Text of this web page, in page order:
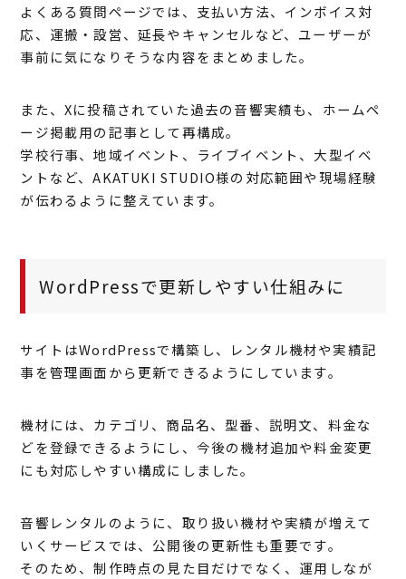
よくある質問ページでは、支払い方法、インボイス対
応、運搬・設営、延長やキャンセルなど、ユーザーが
事前に気になりそうな内容をまとめました。
また、Xに投稿されていた過去の音響実績も、ホームペ
ージ掲載用の記事として再構成。
学校行事、地域イベント、ライブイベント、大型イベ
ントなど、AKATUKI STUDIO様の対応範囲や現場経験
が伝わるように整えています。
WordPressで更新しやすい仕組みに
サイトはWordPressで構築し、レンタル機材や実績記
事を管理画面から更新できるようにしています。
機材には、カテゴリ、商品名、型番、説明文、料金な
どを登録できるようにし、今後の機材追加や料金変更
にも対応しやすい構成にしました。
音響レンタルのように、取り扱い機材や実績が増えて
いくサービスでは、公開後の更新性も重要です。
そのため、制作時点の見た目だけでなく、運用しなが